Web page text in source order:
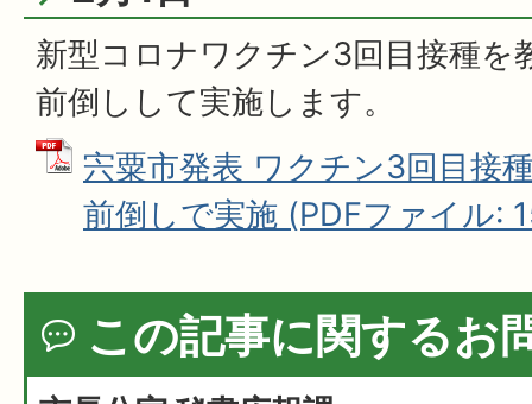
新型コロナワクチン3回目接種を
前倒しして実施します。
宍粟市発表 ワクチン3回目接
前倒しで実施 (PDFファイル:
この記事に関するお